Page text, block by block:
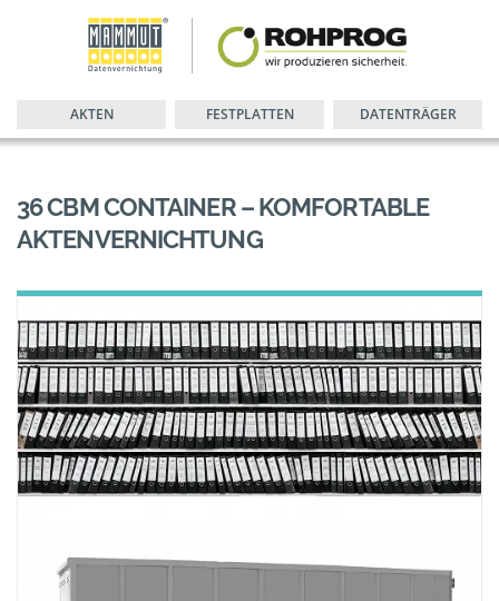
AKTEN FESTPLATTEN DATENTRÄGER
36 CBM CONTAINER – KOMFORTABLE
AKTENVERNICHTUNG